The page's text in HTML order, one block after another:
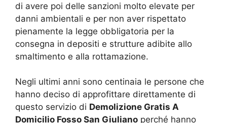
di avere poi delle sanzioni molto elevate per
danni ambientali e per non aver rispettato
pienamente la legge obbligatoria per la
consegna in depositi e strutture adibite allo
smaltimento e alla rottamazione.
Negli ultimi anni sono centinaia le persone che
hanno deciso di approfittare direttamente di
questo servizio di Demolizione Gratis A
Domicilio Fosso San Giuliano perché hanno